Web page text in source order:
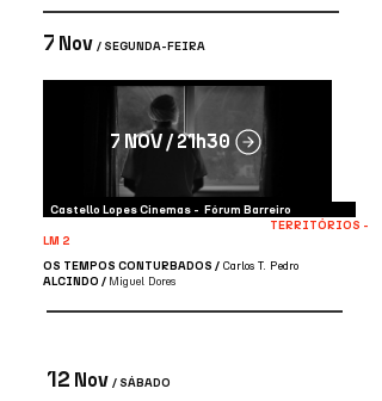
7 Nov / SEGUNDA-FEIRA
7 NOV / 21h30
Castello Lopes Cinemas - Fórum Barreiro
TERRITÓRIOS -
LM 2
OS TEMPOS CONTURBADOS / Carlos T. Pedro
ALCINDO / Miguel Dores
12 Nov / SÁBADO